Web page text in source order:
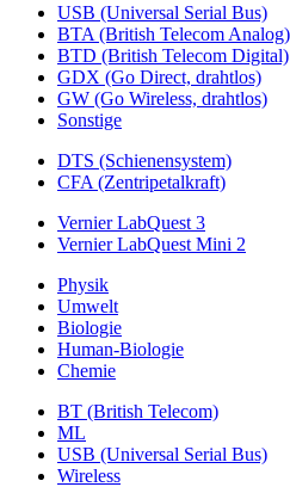
USB (Universal Serial Bus)
BTA (British Telecom Analog)
BTD (British Telecom Digital)
GDX (Go Direct, drahtlos)
GW (Go Wireless, drahtlos)
Sonstige
DTS (Schienensystem)
CFA (Zentripetalkraft)
Vernier LabQuest 3
Vernier LabQuest Mini 2
Physik
Umwelt
Biologie
Human-Biologie
Chemie
BT (British Telecom)
ML
USB (Universal Serial Bus)
Wireless